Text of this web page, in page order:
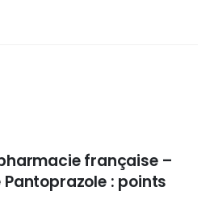
française –
: points